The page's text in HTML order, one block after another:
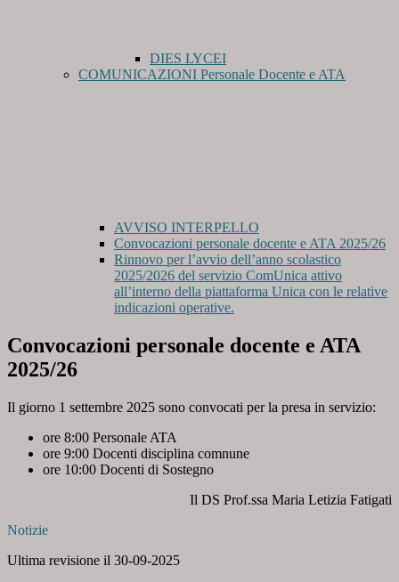
DIES LYCEI
COMUNICAZIONI Personale Docente e ATA
AVVISO INTERPELLO
Convocazioni personale docente e ATA 2025/26
Rinnovo per l’avvio dell’anno scolastico
2025/2026 del servizio ComUnica attivo
all’interno della piattaforma Unica con le relative
indicazioni operative.
Convocazioni personale docente e ATA
2025/26
Il giorno 1 settembre 2025 sono convocati per la presa in servizio:
ore 8:00 Personale ATA
ore 9:00 Docenti disciplina comnune
ore 10:00 Docenti di Sostegno
Il DS Prof.ssa Maria Letizia Fatigati
Notizie
Ultima revisione il 30-09-2025